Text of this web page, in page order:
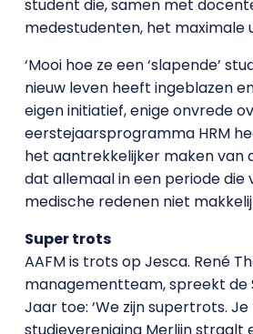
student die, samen met
medestudenten, het maximale
‘Mooi hoe ze een ‘slapende’
nieuw leven heeft ingeblazen
eigen initiatief, enige onvrede
eerstejaarsprogramma HRM
het aantrekkelijker maken van
dat allemaal in een periode die
medische redenen niet
Super trots
AAFM is trots op Jesca. René
managementteam, spreekt de
Jaar toe: ‘We zijn supertrots.